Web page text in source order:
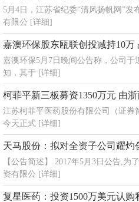
5月4日，江苏省纪委“清风扬帆网”
有限公 [详细]
嘉澳环保股东瓯联创投减持10万
嘉澳环保5月7日晚间公告称，公司于
知，其于 [详细]
柯菲平新三板募资1350万元 由
江苏柯菲平医药股份有限公司（证券
今天正式 [详细]
天马股份：拟对全资子公司耀灼
【公告简述】 2017年5月3日公告,为
资有限公 [详细]
复星医药：投资1500万美元认购